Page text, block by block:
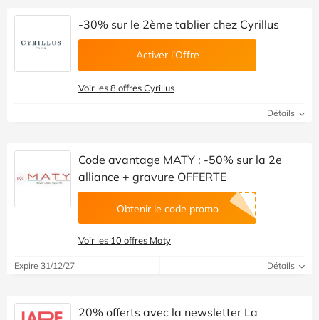
-30% sur le 2ème tablier chez Cyrillus
Activer l’Offre
Voir les 8 offres Cyrillus
Détails
Code avantage MATY : -50% sur la 2e
alliance + gravure OFFERTE
Obtenir le code promo
Voir les 10 offres Maty
Expire 31/12/27 Détails
20% offerts avec la newsletter La